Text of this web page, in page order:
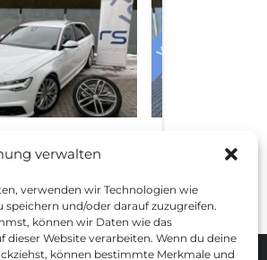
verwalten
verwenden wir Technologien wie
und/oder darauf zuzugreifen.
können wir Daten wie das
Website verarbeiten. Wenn du deine
können bestimmte Merkmale und
VERKAUFT...
VOLKSWAGEN